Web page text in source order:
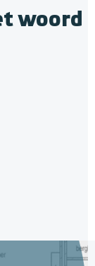
woord